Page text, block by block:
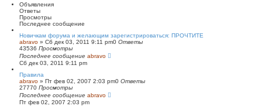
н
ы
й
п
о
и
Объявления
Ответы
Просмотры
Последнее сообщение
Новичкам форума и желающим зарегистрироваться: ПРОЧТИТЕ
abravo » Сб дек 03, 2011 9:11 pm0 Ответы
43536 Просмотры
Последнее сообщение abravo
Сб дек 03, 2011 9:11 pm
Правила
abravo » Пт фев 02, 2007 2:03 pm0 Ответы
27770 Просмотры
Последнее сообщение abravo
Пт фев 02, 2007 2:03 pm